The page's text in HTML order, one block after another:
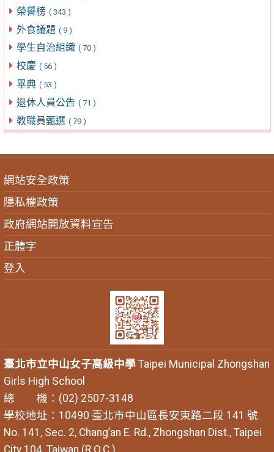
榮譽榜 ( 343 )
外食議題 ( 9 )
學生自治組織 ( 70 )
校慶 ( 56 )
畢典 ( 53 )
退休人員公告 ( 71 )
教職員甄選 ( 79 )
網站安全政策
隱私權政策
政府網站開放資料宣告
正體字
登入
臺北市立中山女子高級中學Taipei Municipal Zhongshan
Girls High School
總 機：(02) 2507-3148
學校地址：10490 臺北市中山區長安東路二段 141 號
No. 141, Sec. 2, Chang’an E. Rd., Zhongshan Dist., Taipei